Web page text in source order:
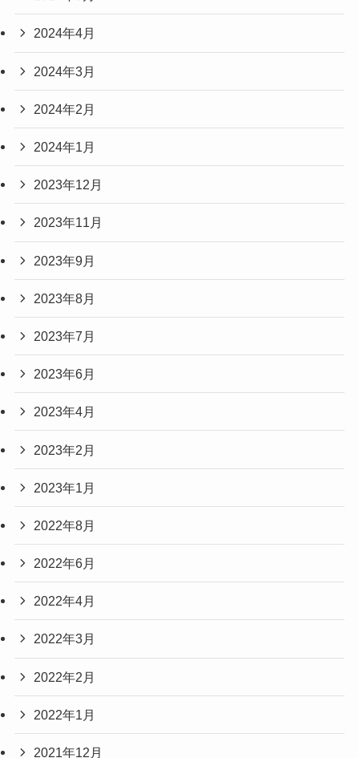
2024年4月
2024年3月
2024年2月
2024年1月
2023年12月
2023年11月
2023年9月
2023年8月
2023年7月
2023年6月
2023年4月
2023年2月
2023年1月
2022年8月
2022年6月
2022年4月
2022年3月
2022年2月
2022年1月
2021年12月